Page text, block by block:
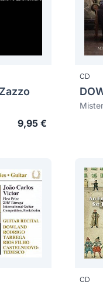
9,95 €
CD
CD